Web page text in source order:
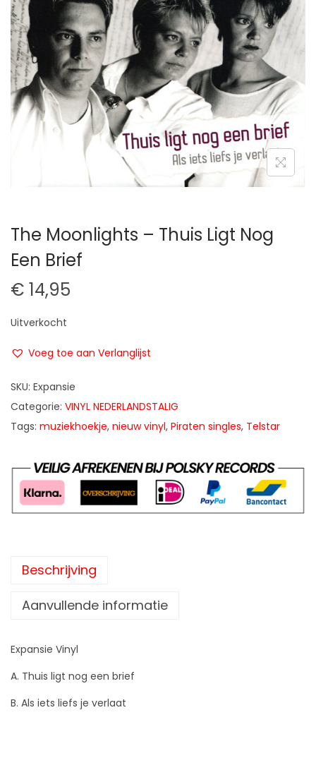
t
i
e
u
d
The Moonlights – Thuis Ligt Nog
Een Brief
€ 14,95
Uitverkocht
Voeg toe aan Verlanglijst
SKU: Expansie
Categorie: VINYL NEDERLANDSTALIG
Tags: muziekhoekje, nieuw vinyl, Piraten singles, Telstar
Beschrijving
Aanvullende informatie
Expansie Vinyl
A. Thuis ligt nog een brief
B. Als iets liefs je verlaat